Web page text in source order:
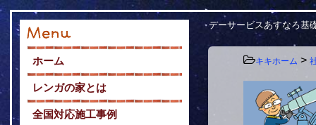
ホーム
レンガの家とは
全国対応施工事例
デーサービスあすなろ基
キキホーム >